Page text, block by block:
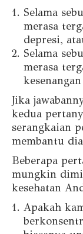
Selama
merasa
depresi,
Selama
merasa
Jika
kedua
serangkaian
membantu
Beberapa
mungkin
kesehatan
Apakah